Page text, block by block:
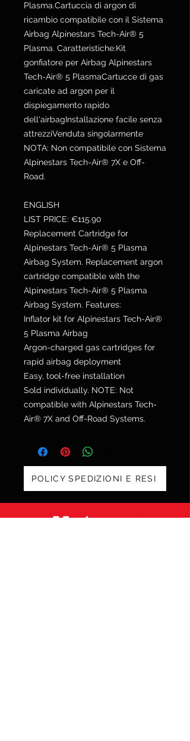
Plasma.Cartuccia di argon di
ricambio compatibile con il Sistema
Airbag Alpinestars Tech-Air® 5
Plasma. Caratteristiche:Kit
gonfiatore per Airbag Alpinestars
Tech-Air® 5 PlasmaCartucce di gas
caricate ad argon per il
dispiegamento rapido
dell'airbagInstallazione facile senza
attrezziVenduta singolarmente
NOTA: Non compatibile con Sistema
Alpinestars Tech-Air® 7X e Off-
Road.
ENGLISH
LIST PRICE: €115.90
Replacement Cartridge for
Alpinestars Tech-Air® 5 Plasma
Airbag System. Replacement argon
cartridge compatible with the
Alpinestars Tech-Air® 5 Plasma
Airbag System. Features:
Inflator kit for Alpinestars Tech-Air®
5 Plasma Airbag
Argon-charged gas cartridges for
rapid airbag deployment
Easy, tool-free installation
Sold individually. NOTE: Not
compatible with Alpinestars Tech-
Air® 7X and Off-Road Systems.
POLICY SPEDIZIONI E RESI